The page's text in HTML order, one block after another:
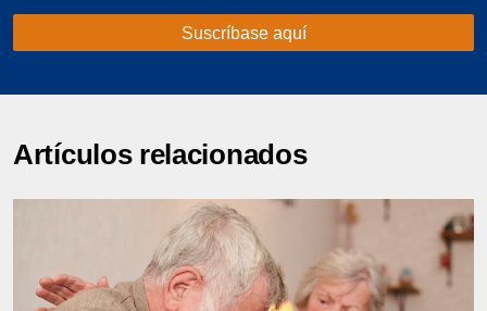
Suscríbase aquí
Artículos relacionados